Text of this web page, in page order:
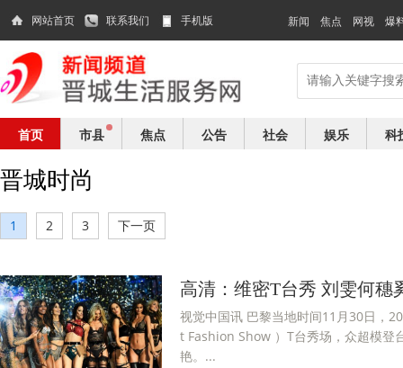
网站首页 联系我们 手机版 新闻 焦点 网视 爆
首页 市县 焦点 公告 社会 娱乐 科
晋城时尚
1 2 3 下一页
高清：维密T台秀 刘雯何穗
视觉中国讯 巴黎当地时间11月30日，
t Fashion Show ）T台秀场，众超模登
艳。...